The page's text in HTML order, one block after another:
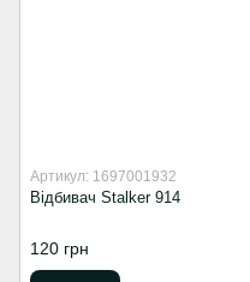
Артикул: 1697001932
Відбивач Stalker 914
120 грн